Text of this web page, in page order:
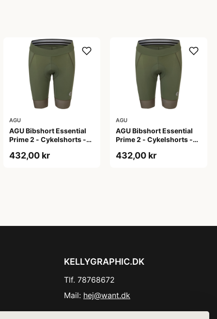
AGU
AGU Bibshort Essential
Prime 2 - Cykelshorts -
2XL
432,00 kr
AGU
AGU Bibshort Essential
Prime 2 - Cykelshorts -
432,00 kr
KELLYGRAPHIC.DK
Tlf. 78768672
Mail: hej@want.dk